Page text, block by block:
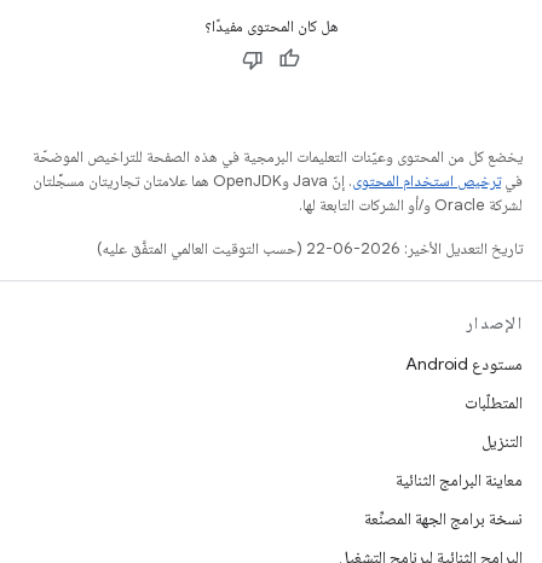
هل كان المحتوى مفيدًا؟
يخضع كل من المحتوى وعيّنات التعليمات البرمجية في هذه الصفحة للتراخيص الموضحّة
فيترخيص استخدام المحتوى
. إنّ Java وOpenJDK هما علامتان تجاريتان مسجَّلتان
لشركة Oracle و/أو الشركات التابعة لها.
تاريخ التعديل الأخير: 2026-06-22 (حسب التوقيت العالمي المتفَّق عليه)
الإصدار
مستودع Android
المتطلّبات
التنزيل
معاينة البرامج الثنائية
نسخة برامج الجهة المصنِّعة
البرامج الثنائية لبرنامج التشغيل